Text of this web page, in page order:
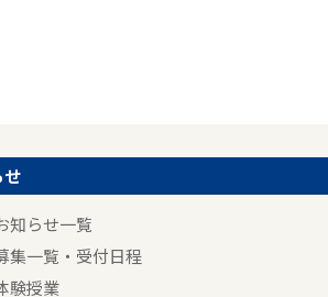
せ
知らせ一覧
集一覧・受付日程
験授業